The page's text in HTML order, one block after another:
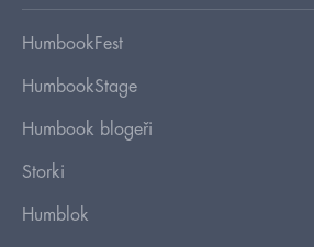
HumbookFest
HumbookStage
Humbook blogeři
Storki
Humblok